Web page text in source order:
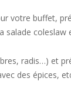
votre buffet,
salade coleslaw
radis…) et
des épices,